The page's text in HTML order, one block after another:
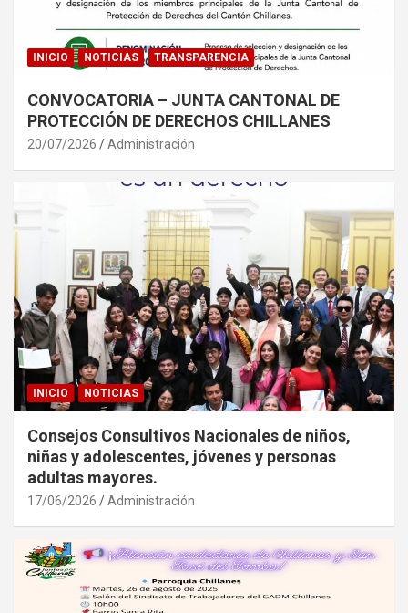
INICIO NOTICIAS TRANSPARENCIA
CONVOCATORIA – JUNTA CANTONAL DE
PROTECCIÓN DE DERECHOS CHILLANES
20/07/2026 Administración
INICIO NOTICIAS
Consejos Consultivos Nacionales de niños,
niñas y adolescentes, jóvenes y personas
adultas mayores.
17/06/2026 Administración